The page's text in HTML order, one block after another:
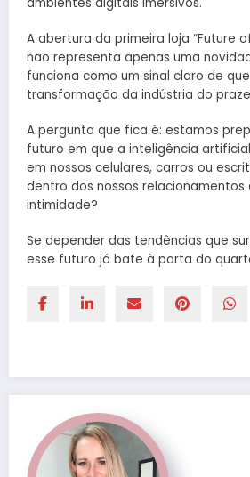
A abertura da primeira loja “Future
não representa apenas uma
funciona como um sinal claro de
transformação da indústria do
A pergunta que fica é: estamos
futuro em que a inteligência
em nossos celulares, carros ou
dentro dos nossos relacionamentos
intimidade?
Se depender das tendências que
esse futuro já bate à porta do